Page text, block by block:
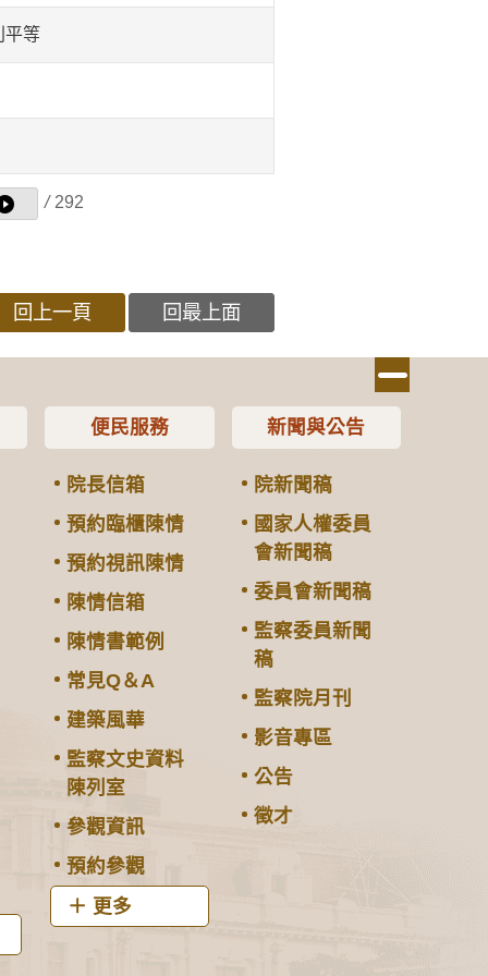
平等
/ 292
回上一頁 回最上面
便民服務
院長信箱
預約臨櫃陳情
預約視訊陳情
陳情信箱
陳情書範例
常見Q＆A
建築風華
監察文史資料
陳列室
參觀資訊
預約參觀
更多
新聞與公告
院新聞稿
國家人權委員
會新聞稿
委員會新聞稿
監察委員新聞
稿
監察院月刊
影音專區
公告
徵才